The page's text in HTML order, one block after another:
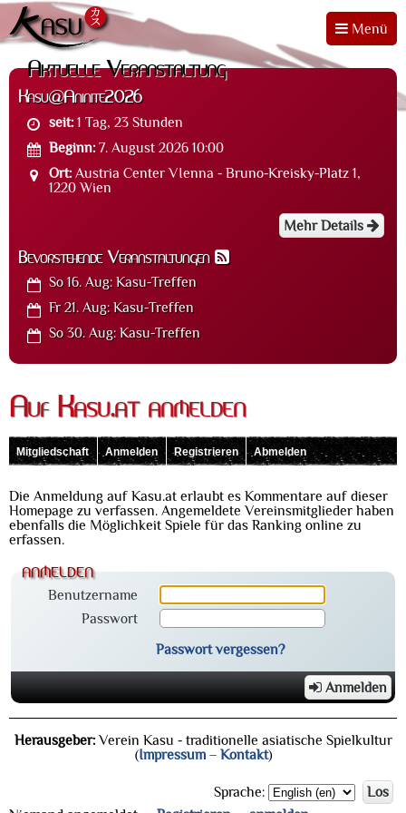
Menü
Aktuelle Veranstaltung
Kasu@Aninite2026
seit: 1 Tag, 23 Stunden
Beginn: 7. August 2026 10:00
Ort: Austria Center VIenna - Bruno-Kreisky-Platz 1,
1220 Wien
Mehr Details
Bevorstehende Veranstaltungen
So 16. Aug:Kasu-Treffen
Fr 21. Aug:Kasu-Treffen
So 30. Aug:Kasu-Treffen
Auf Kasu.at anmelden
Mitgliedschaft Anmelden Registrieren Abmelden
Die Anmeldung auf Kasu.at erlaubt es Kommentare auf dieser
Homepage zu verfassen. Angemeldete Vereinsmitglieder haben
ebenfalls die Möglichkeit Spiele für das Ranking online zu
erfassen.
anmelden
Benutzername
Passwort
Passwort vergessen?
Anmelden
Herausgeber:Verein Kasu - traditionelle asiatische Spielkultur
(Impressum– Kontakt)
Sprache:
Los